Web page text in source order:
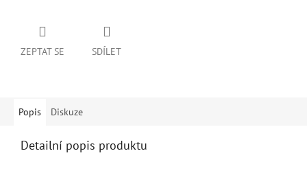
ZEPTAT SE SDÍLET
Popis Diskuze
Detailní popis produktu